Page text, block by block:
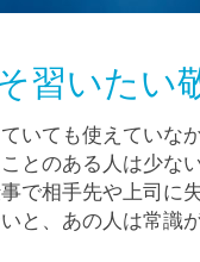
習いたい
いても使えていな
とのある人は少な
で相手先や上司に
と、あの人は常識